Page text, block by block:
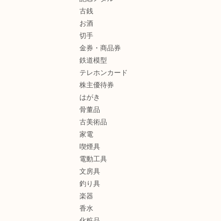
古銭
お酒
切手
金券・商品券
鉄道模型
テレホンカード
株主優待券
はがき
骨董品
古美術品
家電
喫煙具
電動工具
文房具
釣り具
楽器
香水